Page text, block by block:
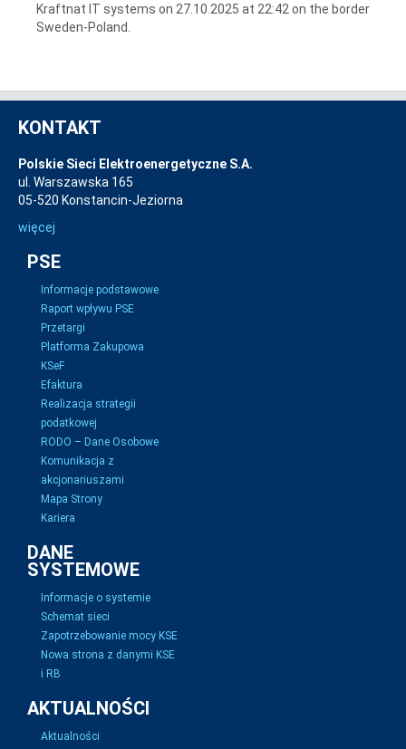
Kraftnat IT systems on 27.10.2025 at 22:42 on the border
Sweden-Poland.
KONTAKT
Polskie Sieci Elektroenergetyczne S.A.
ul. Warszawska 165
05-520 Konstancin-Jeziorna
więcej
PSE
Informacje podstawowe
Raport wpływu PSE
Przetargi
Platforma Zakupowa
KSeF
Efaktura
Realizacja strategii
podatkowej
RODO – Dane Osobowe
Komunikacja z
akcjonariuszami
Mapa Strony
Kariera
DANE
SYSTEMOWE
Informacje o systemie
Schemat sieci
Zapotrzebowanie mocy KSE
Nowa strona z danymi KSE
i RB
AKTUALNOŚCI
Aktualności